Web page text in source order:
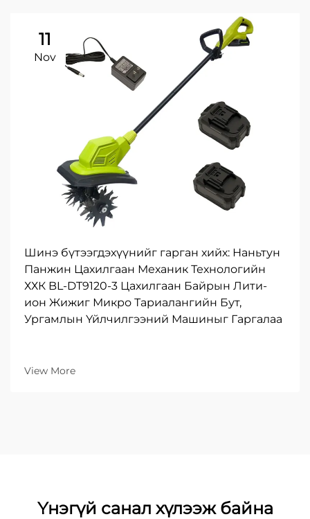
11
Nov
Шинэ бүтээгдэхүүнийг гарган хийх: Наньтун
Панжин Цахилгаан Механик Технологийн
ХХК BL-DT9120-3 Цахилгаан Байрын Лити-
ион Жижиг Микро Тариалангийн Бут,
Ургамлын Үйлчилгээний Машиныг Гаргалаа
View More
Үнэгүй санал хүлээж байна